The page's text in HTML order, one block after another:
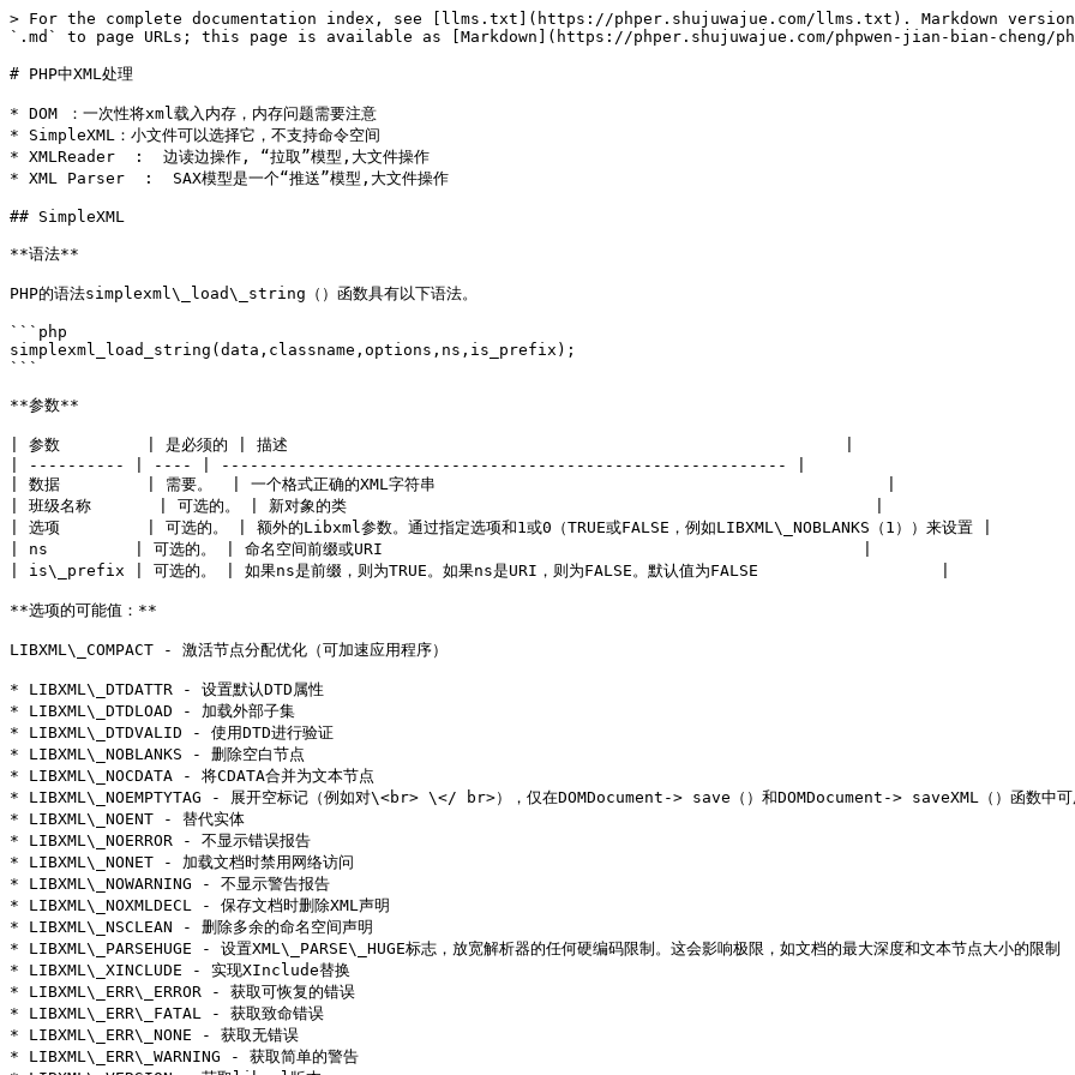
> For the complete documentation index, see [llms.txt](https://phper.shujuwajue.com/llms.txt). Markdown
`.md` to page URLs; this page is available as [Markdown](https://phper.shujuwajue.com/phpwen-jian-bian-cheng/
# PHP中XML处理
* DOM ：一次性将xml载入内存，内存问题需要注意
* SimpleXML：小文件可以选择它，不支持命令空间
* XMLReader  :  边读边操作, “拉取”模型,大文件操作
* XML Parser  :  SAX模型是一个“推送”模型,大文件操作
## SimpleXML
**语法**
PHP的语法simplexml\_load\_string（）函数具有以下语法。
```php
simplexml_load_string(data,classname,options,ns,is_prefix);
```
**参数**
| 参数         | 是必须的 | 描述                                                          |
| ---------- | ---- | ----------------------------------------------------------- |
| 数据         | 需要。  | 一个格式正确的XML字符串                                               |
| 班级名称       | 可选的。 | 新对象的类                                                       |
| 选项         | 可选的。 | 额外的Libxml参数。通过指定选项和1或0（TRUE或FALSE，例如LIBXML\_NOBLANKS（1））来设置 |
| ns         | 可选的。 | 命名空间前缀或URI                                                  |
| is\_prefix | 可选的。 | 如果ns是前缀，则为TRUE。如果ns是URI，则为FALSE。默认值为FALSE                   |
**选项的可能值：**
LIBXML\_COMPACT - 激活节点分配优化（可加速应用程序）
* LIBXML\_DTDATTR - 设置默认DTD属性
* LIBXML\_DTDLOAD - 加载外部子集
* LIBXML\_DTDVALID - 使用DTD进行验证
* LIBXML\_NOBLANKS - 删除空白节点
* LIBXML\_NOCDATA - 将CDATA合并为文本节点
* LIBXML\_NOEMPTYTAG - 展开空标记（例如对\<br> \</ br>），仅在DOMDocument-> save（）和DOMDocument-> saveXML（）函数中可
* LIBXML\_NOENT - 替代实体
* LIBXML\_NOERROR - 不显示错误报告
* LIBXML\_NONET - 加载文档时禁用网络访问
* LIBXML\_NOWARNING - 不显示警告报告
* LIBXML\_NOXMLDECL - 保存文档时删除XML声明
* LIBXML\_NSCLEAN - 删除多余的命名空间声明
* LIBXML\_PARSEHUGE - 设置XML\_PARSE\_HUGE标志，放宽解析器的任何硬编码限制。这会影响极限，如文档的最大深度和文本节点大小的限制
* LIBXML\_XINCLUDE - 实现XInclude替换
* LIBXML\_ERR\_ERROR - 获取可恢复的错误
* LIBXML\_ERR\_FATAL - 获取致命错误
* LIBXML\_ERR\_NONE - 获取无错误
* LIBXML\_ERR\_WARNING - 获取简单的警告